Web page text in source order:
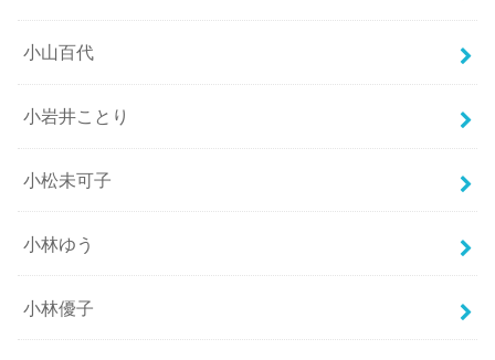
小山百代
小岩井ことり
小松未可子
小林ゆう
小林優子